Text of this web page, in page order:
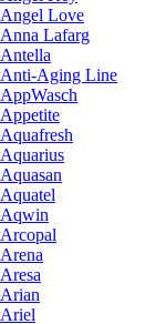
Angel Love
Anna Lafarg
Antella
Anti-Aging Line
AppWasch
Appetite
Aquafresh
Aquarius
Aquasan
Aquatel
Aqwin
Arcopal
Arena
Aresa
Arian
Ariel